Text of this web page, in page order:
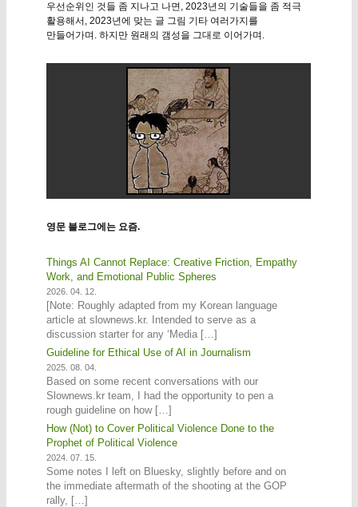
우선순위인 것들 좀 지나고 나면, 2023년의 기술들을 좀 적극
활용해서, 2023년에 맞는 글 그림 기타 여러가지를
만들어가며. 하지만 원래의 갬성을 그대로 이어가며.
영문 블로그에는 요즘.
Things AI Cannot Replace: Creative Friction, Empathy
Work, and Emotional Public Spheres
2026. 04. 12.
[Note: Roughly adapted from my Korean language
article at slownews.kr. Intended to serve as a
discussion starter for any ‘Media […]
Guideline for Ethical Use of AI in Journalism
2025. 08. 04.
Based on some recent conversations with our
Slownews.kr team, I had the opportunity to pen a
rough guideline on how […]
How (Not) to Cover Political Violence Done to the
Prophet of Political Violence
2024. 07. 15.
Some notes I left on Bluesky, slightly before and on
the immediate aftermath of the shooting at the GOP
rally, […]